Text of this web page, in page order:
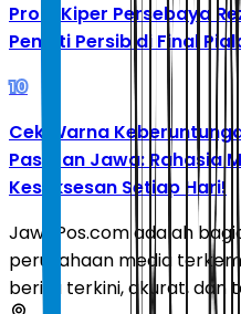
Profil Kiper Persebaya
Penalti Persib di Final
10
Cek Warna
Pasaran Jawa: Rahasia
Kesuksesan Setiap Hari!
JawaPos.com adalah
perusahaan media
berita terkini, akurat, dan